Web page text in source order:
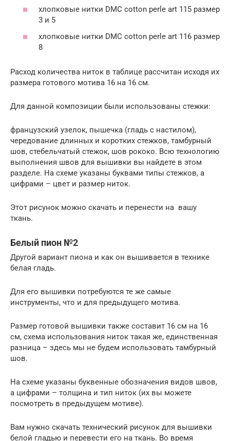
хлопковые нитки DMC cotton perle art 115 размер
3 и 5
хлопковые нитки DMC cotton perle art 116 размер
8
Расход количества ниток в таблице рассчитан исходя их
размера готового мотива 16 на 16 см.
Для данной композиции были использованы стежки:
французский узелок, пышечка (гладь с настилом),
чередование длинных и коротких стежков, тамбурный
шов, стебельчатый стежок, шов рококо. Всю технологию
выполнения швов для вышивки вы найдете в этом
разделе. На схеме указаны буквами типы стежков, а
цифрами – цвет и размер ниток.
Этот рисунок можно скачать и перенести на вашу
ткань.
Белый пион №2
Другой вариант пиона и как он вышивается в технике
белая гладь.
Для его вышивки потребуются те же самые
инструменты, что и для предыдущего мотива.
Размер готовой вышивки также составит 16 см на 16
см, схема использования ниток такая же, единственная
разница – здесь мы не будем использовать тамбурный
шов.
На схеме указаны буквенные обозначения видов швов,
а цифрами – толщина и тип ниток (их вы можете
посмотреть в предыдущем мотиве).
Вам нужно скачать технический рисунок для вышивки
белой гладью и перевести его на ткань. Во время